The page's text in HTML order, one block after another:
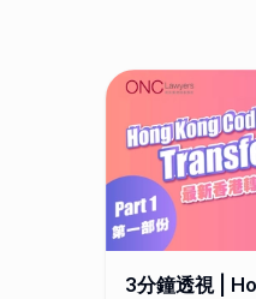
3分鐘透視 |